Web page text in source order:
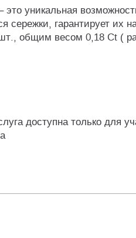
уникальная
сережки, гарантирует их
шт., общим весом 0,18 Ct (
доступна только для